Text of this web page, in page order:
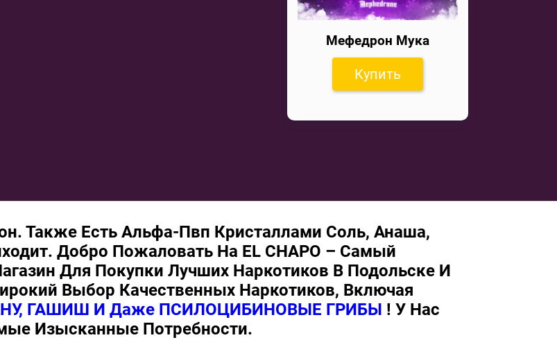
Мефедрон Мука
Купить
Также Есть Альфа-Пвп Кристаллами Соль, Анаша,
Добро Пожаловать На EL CHAPO – Самый
Для Покупки Лучших Наркотиков В Подольске И
Выбор Качественных Наркотиков, Включая
ГАШИШ И Даже ПСИЛОЦИБИНОВЫЕ ГРИБЫ ! У Нас
Изысканные Потребности.